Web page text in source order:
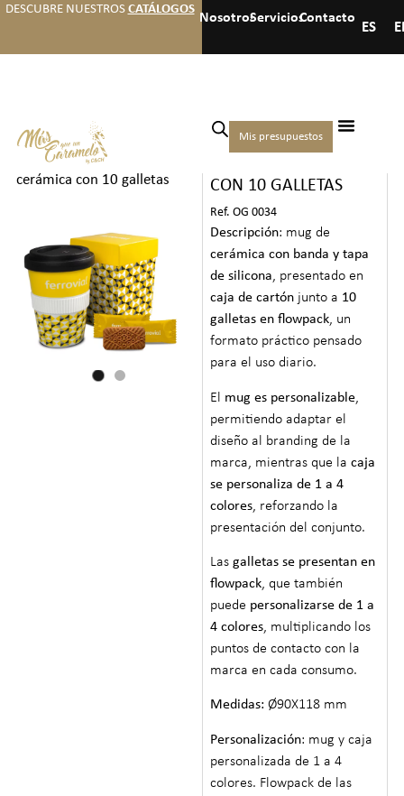
DESCUBRE NUESTROS CATÁLOGOS
NosotrosServiciosContacto
ES
Mis presupuestos
Inicio/
Galletas bebidas y
otros/Galletas
cerámica con 10 galletas
MUG DE CERÁMICA
CON 10 GALLETAS
Ref. OG 0034
Descripción: mug de
cerámica con banda y tapa
de silicona, presentado en
caja de cartón junto a 10
galletas en flowpack, un
formato práctico pensado
para el uso diario.
El mug es personalizable,
permitiendo adaptar el
diseño al branding de la
marca, mientras que lacaja
se personaliza de 1 a 4
colores, reforzando la
presentación del conjunto.
Lasgalletas se presentan en
flowpack, que también
puede personalizarse de 1 a
4 colores, multiplicando los
puntos de contacto con la
marca en cada consumo.
Medidas: Ø90X118 mm
Personalización: mug y caja
personalizada de 1 a 4
colores. Flowpack de las